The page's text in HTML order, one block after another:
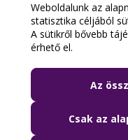
2026.08.06. 18:15
Lezárják
híd környékét
Weboldalunk az
statisztika céljából
A sütikről bővebb
érhető el.
Az
Csak az